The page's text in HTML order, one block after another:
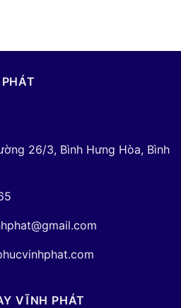
26/3, Bình Hưng Hòa, Bình
VĨNH PHÁT